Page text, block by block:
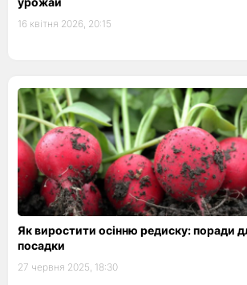
16 квітня 2026, 20:15
Як виростити осінню редиску: поради
посадки
27 червня 2025, 18:30